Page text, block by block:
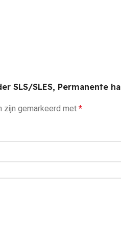
SLS/SLES, Permanente
zijn gemarkeerd met*